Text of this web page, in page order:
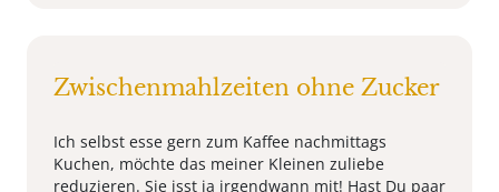
Zwischenmahlzeiten ohne Zucker
Ich selbst esse gern zum Kaffee nachmittags
Kuchen, möchte das meiner Kleinen zuliebe
reduzieren. Sie isst ja irgendwann mit! Hast Du paar